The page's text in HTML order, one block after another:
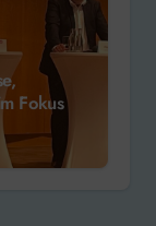
Fokus